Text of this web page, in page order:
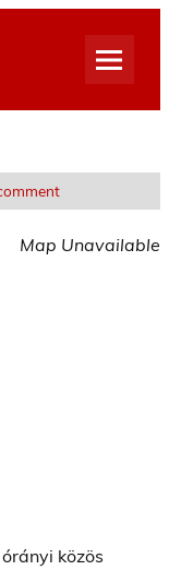
Map Unavailable
közös